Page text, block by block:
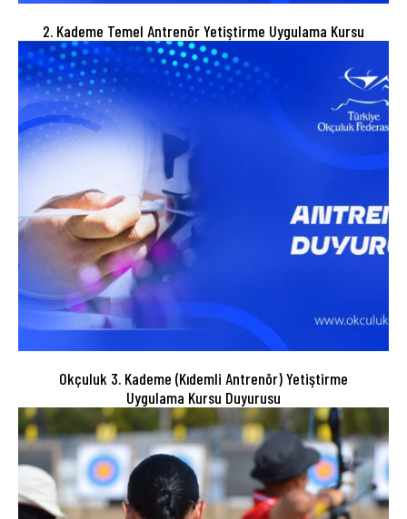
2. Kademe Temel Antrenör Yetiştirme Uygulama Kursu
Okçuluk 3. Kademe (Kıdemli Antrenör) Yetiştirme
Uygulama Kursu Duyurusu